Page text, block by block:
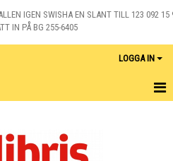
IGEN SWISHA EN SLANT TILL 123 092 15
IN PÅ BG 255-6405
LOGGA IN